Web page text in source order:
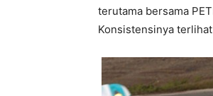
terutama bersama
Konsistensinya